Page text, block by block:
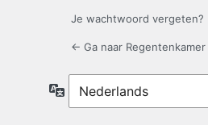
Je wachtwoord vergeten?
← Ga naar Regentenkamer
Taal